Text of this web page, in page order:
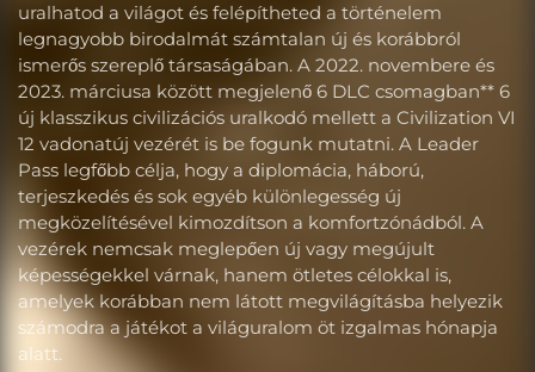
uralhatod a világot és felépítheted a történelem
legnagyobb birodalmát számtalan új és korábbról
ismerős szereplő társaságában. A 2022. novembere és
2023. márciusa között megjelenő 6 DLC csomagban** 6
új klasszikus civilizációs uralkodó mellett a Civilization VI
12 vadonatúj vezérét is be fogunk mutatni. A Leader
Pass legfőbb célja, hogy a diplomácia, háború,
terjeszkedés és sok egyéb különlegesség új
megközelítésével kimozdítson a komfortzónádból. A
vezérek nemcsak meglepően új vagy megújult
képességekkel várnak, hanem ötletes célokkal is,
amelyek korábban nem látott megvilágításba helyezik
számodra a játékot a világuralom öt izgalmas hónapja
alatt.